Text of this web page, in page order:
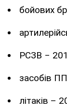
бойових
РСЗВ ‒ 201
засобів
літаків –